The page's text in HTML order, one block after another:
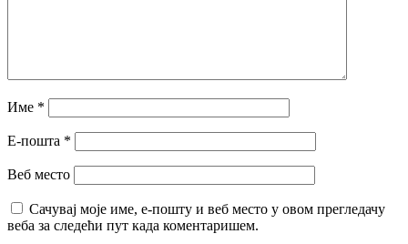
Име *
Е-пошта *
Веб место
Сачувај моје име, е-пошту и веб место у овом прегледачу
веба за следећи пут када коментаришем.